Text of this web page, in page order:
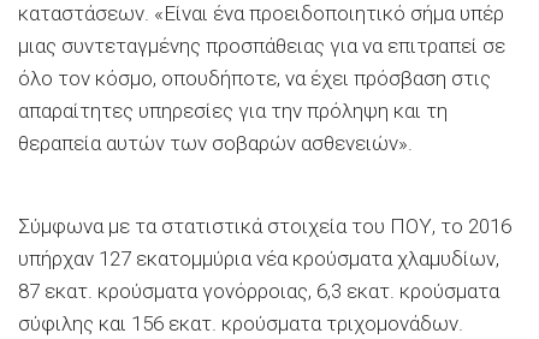
καταστάσεων. «Είναι ένα προειδοποιητικό σήμα υπέρ
μιας συντεταγμένης προσπάθειας για να επιτραπεί σε
όλο τον κόσμο, οπουδήποτε, να έχει πρόσβαση στις
απαραίτητες υπηρεσίες για την πρόληψη και τη
θεραπεία αυτών των σοβαρών ασθενειών».
Σύμφωνα με τα στατιστικά στοιχεία του ΠΟΥ, το 2016
υπήρχαν 127 εκατομμύρια νέα κρούσματα χλαμυδίων,
87 εκατ. κρούσματα γονόρροιας, 6,3 εκατ. κρούσματα
σύφιλης και 156 εκατ. κρούσματα τριχομονάδων.